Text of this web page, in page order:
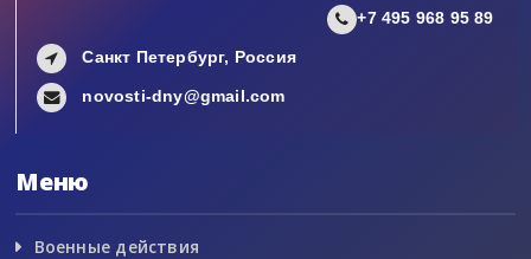
+7 495 968 95 89
Санкт Петербург, Россия
novosti-dny@gmail.com
Меню
Военные действия